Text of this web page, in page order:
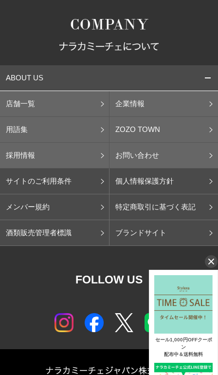
ABOUT US
店舗一覧 企業情報
用語集 ZOZO TOWN
採用情報 お問い合わせ
サイトのご利用条件 個人情報保護方針
メンバー規約 特定商取引に基づく表記
酒類販売管理者標識 ブランドサイト
FOLLOW US
セール1,000円OFFクーポ
ン
配布中＆送料無料